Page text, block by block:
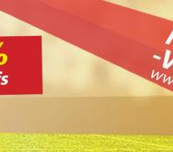
AU SÉNÉGAL
Cie lourdement